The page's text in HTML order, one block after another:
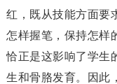
红，既从技能方面要
怎样握笔，保持怎样
恰正是这影响了学生
生和骨胳发育。因此